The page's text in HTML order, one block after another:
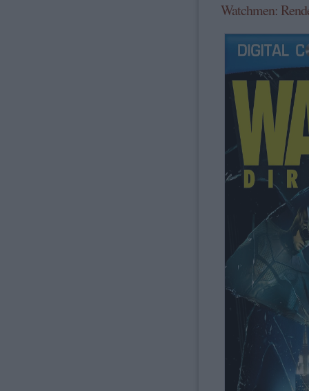
Watchmen: